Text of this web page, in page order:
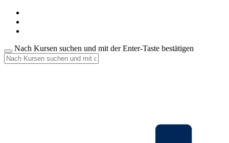
Nach Kursen suchen und mit der Enter-Taste bestätigen